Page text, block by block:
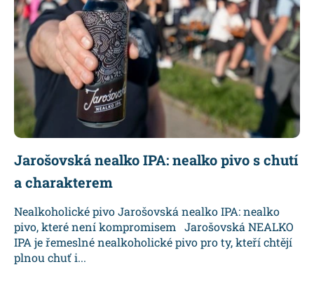
Jarošovská nealko IPA: nealko pivo s chutí
a charakterem
Nealkoholické pivo Jarošovská nealko IPA: nealko
pivo, které není kompromisem Jarošovská NEALKO
IPA je řemeslné nealkoholické pivo pro ty, kteří chtějí
plnou chuť i...